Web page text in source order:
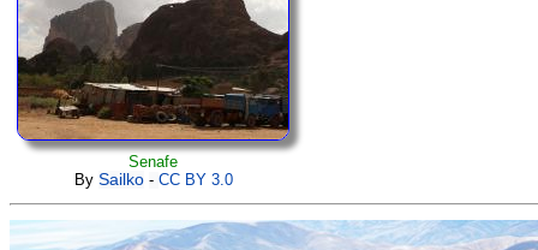
Senafe
By Sailko - CC BY 3.0